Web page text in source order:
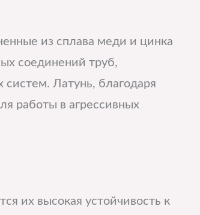
из сплава меди и цинка
соединений труб,
систем. Латунь, благодаря
работы в агрессивных
их высокая устойчивость к